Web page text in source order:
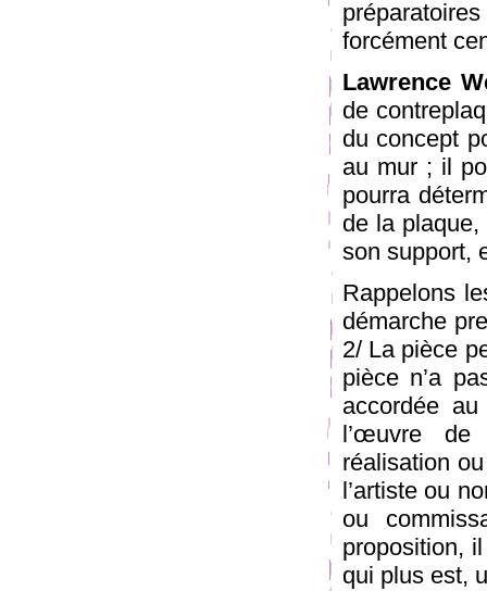
forcément
Lawrence
de
du concept
au mur ; il
pourra
de la plaque,
son support,
Rappelons
démarche
2/ La pièce
pièce n’a
accordée
l’œuvre de
réalisation
l’artiste ou
ou
proposition,
qui plus est,